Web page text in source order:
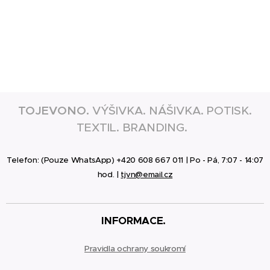
TOJEVONO. VÝŠIVKA. NÁŠIVKA. POTISK.
TEXTIL. BRANDING.
Telefon: (Pouze WhatsApp) +420 608 667 011 | Po - Pá, 7:07 - 14:07
hod. | tjvn@email.cz
INFORMACE.
Pravidla ochrany soukromí